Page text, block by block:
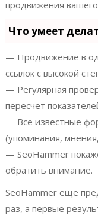
продвижения вашего
Что умеет
— Продвижение в
ссылок с высокой
— Регулярная
пересчет
— Все известные
(упоминания,
— SeoHammer
обратить внимание.
SeoHammer еще
раз, а первые